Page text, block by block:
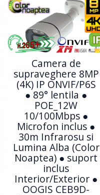
Camera de
supraveghere 8MP
(4K) IP ONVIF/P6S
● 89° lentila ●
POE_12W
10/100Mbps ●
Microfon inclus ●
30m Infrarosu si
Lumina Alba (Color
Noaptea) ● suport
inclus
Interior/Exterior ●
OOGIS CEB9D-